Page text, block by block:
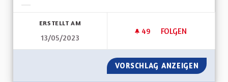
ERSTELLT AM
13/05/2023
49 49 FOLLOWER
FOLGEN
VITESSE À 90 KM/
VORSCHLAG ANZEIGEN